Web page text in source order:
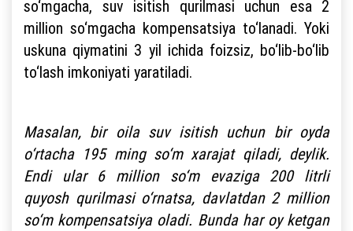
so‘mgacha, suv isitish qurilmasi uchun esa 2
million so‘mgacha kompensatsiya to‘lanadi. Yoki
uskuna qiymatini 3 yil ichida foizsiz, bo‘lib-bo‘lib
to‘lash imkoniyati yaratiladi.
Masalan, bir oila suv isitish uchun bir oyda
o‘rtacha 195 ming so‘m xarajat qiladi, deylik.
Endi ular 6 million so‘m evaziga 200 litrli
quyosh qurilmasi o‘rnatsa, davlatdan 2 million
so‘m kompensatsiya oladi. Bunda har oy ketgan